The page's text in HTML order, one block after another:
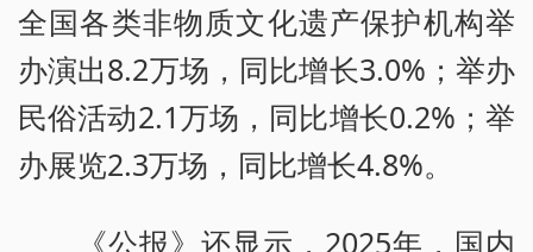
全国各类非物质文化遗产保护机构举
办演出8.2万场，同比增长3.0%；举办
民俗活动2.1万场，同比增长0.2%；举
办展览2.3万场，同比增长4.8%。
《公报》还显示，2025年，国内